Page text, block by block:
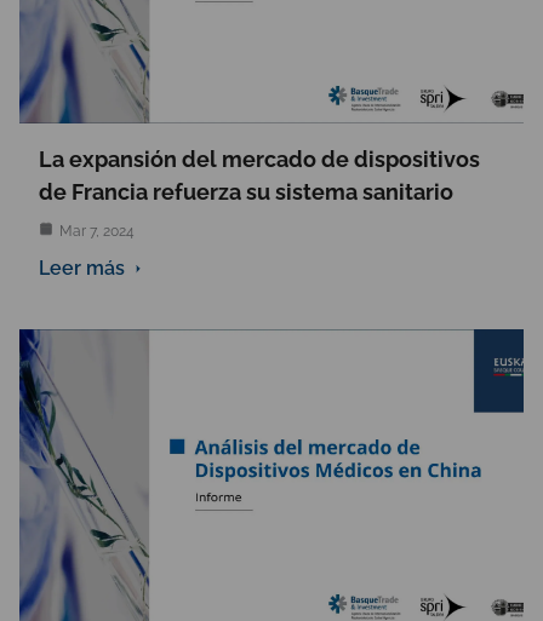
La expansión del mercado de dispositivos
de Francia refuerza su sistema sanitario
Mar 7, 2024
Leer más